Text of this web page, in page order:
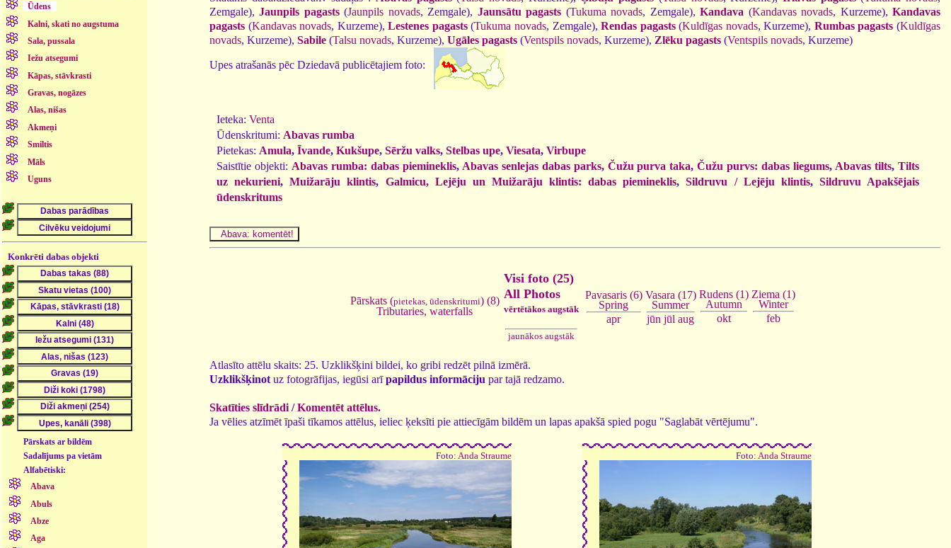
Ūdens
Kalni, skati no augstuma
Sala, pussala
Iežu atsegumi
Kāpas, stāvkrasti
Gravas, nogāzes
Alas, nišas
Akmeņi
Smiltis
Māls
Uguns
Konkrēti dabas objekti
Pārskats ar bildēm
Sadalījums pa vietām
Alfabētiski:
Abava
Abuls
Abze
Aga
Zemgale),Jaunpils pagasts(Jaunpils novads, Zemgale), Jaunsātu pagasts (Tukuma novads, Zemgale),Kandava (Kandavas novads, Kurzeme),Kandavas
pagasts (Kandavas novads, Kurzeme),Lestenes pagasts(Tukuma novads, Zemgale),Rendas pagasts(Kuldīgas novads, Kurzeme), Rumbas pagasts (Kuldīgas
novads, Kurzeme), Sabile (Talsu novads, Kurzeme), Ugāles pagasts (Ventspils novads, Kurzeme), Zlēku pagasts (Ventspils novads, Kurzeme)
Upes atrašanās pēc Dziedavā publicētajiem foto:
Ieteka: Venta
Ūdenskritumi: Abavas rumba
Pietekas: Amula, Īvande, Kukšupe, Sēržu valks, Stelbas upe, Viesata, Virbupe
Saistītie objekti: Abavas rumba: dabas piemineklis, Abavas senlejas dabas parks, Čužu purva taka,Čužu purvs: dabas liegums, Abavas tilts,Tilts
uz nekurieni,Muižarāju klintis, Galmicu, Lejēju un Muižarāju klintis: dabas piemineklis,Sildruvu / Lejēju klintis, Sildruvu Apakšējais
ūdenskritums
Pārskats (pietekas, ūdenskritumi) (8)
Tributaries, waterfalls
Visi foto (25)
All Photos
vērtētākos augstāk
jaunākos augstāk
Pavasaris (6)
Spring
apr
Vasara (17)
Summer
jūn jūl aug
Rudens (1)
Autumn
okt
Ziema (1)
Winter
feb
Atlasīto attēlu skaits: 25. Uzklikšķini bildei, ko gribi redzēt pilnā izmērā.
Uzklikšķinot uz fotogrāfijas, iegūsi arīpapildus informāciju par tajā redzamo.
Skatīties slīdrādi /Komentēt attēlus.
Ja vēlies atzīmēt īpaši tīkamos attēlus, ieliec ķeksīti pie attiecīgām bildēm un lapas apakšā spied pogu "Saglabāt vērtējumu".
Foto: Anda Straume Foto: Anda Straume